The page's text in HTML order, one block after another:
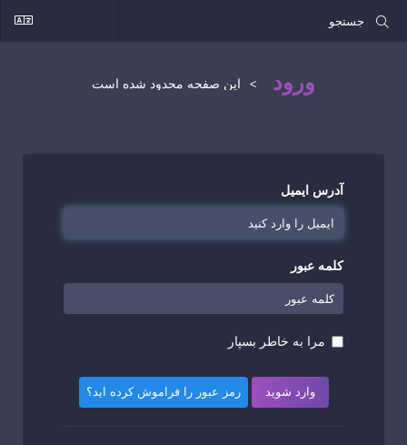
ورود این صفحه محدود شده است
آدرس ایمیل
کلمه عبور
مرا به خاطر بسپار
رمز عبور را فراموش کرده اید؟